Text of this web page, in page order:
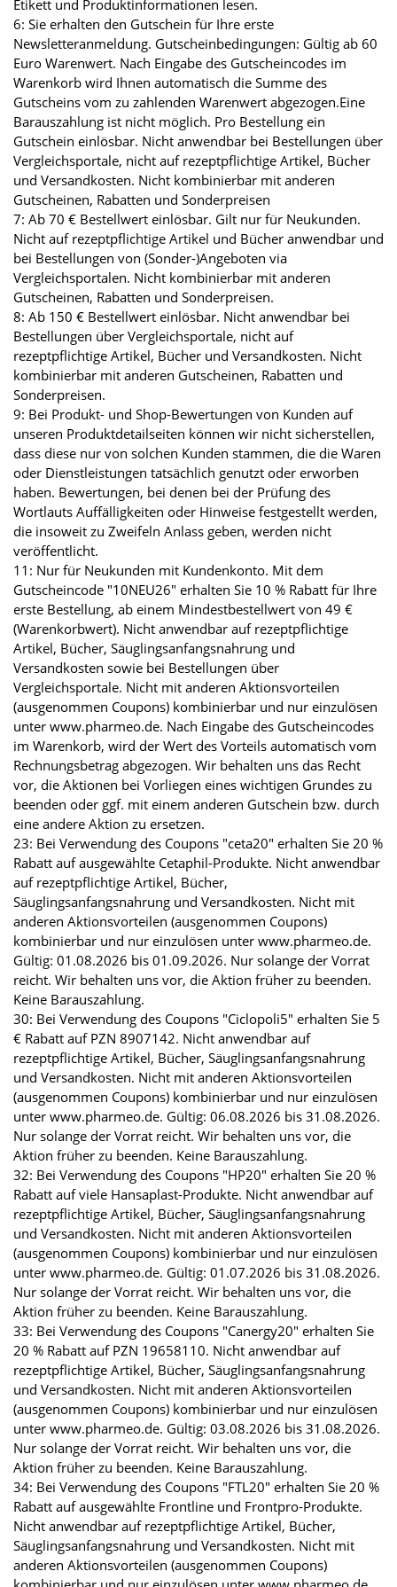
Etikett und Produktinformationen lesen.
6: Sie erhalten den Gutschein für Ihre erste
Newsletteranmeldung. Gutscheinbedingungen: Gültig ab 60
Euro Warenwert. Nach Eingabe des Gutscheincodes im
Warenkorb wird Ihnen automatisch die Summe des
Gutscheins vom zu zahlenden Warenwert abgezogen.Eine
Barauszahlung ist nicht möglich. Pro Bestellung ein
Gutschein einlösbar. Nicht anwendbar bei Bestellungen über
Vergleichsportale, nicht auf rezeptpflichtige Artikel, Bücher
und Versandkosten. Nicht kombinierbar mit anderen
Gutscheinen, Rabatten und Sonderpreisen
7: Ab 70 € Bestellwert einlösbar. Gilt nur für Neukunden.
Nicht auf rezeptpflichtige Artikel und Bücher anwendbar und
bei Bestellungen von (Sonder-)Angeboten via
Vergleichsportalen. Nicht kombinierbar mit anderen
Gutscheinen, Rabatten und Sonderpreisen.
8: Ab 150 € Bestellwert einlösbar. Nicht anwendbar bei
Bestellungen über Vergleichsportale, nicht auf
rezeptpflichtige Artikel, Bücher und Versandkosten. Nicht
kombinierbar mit anderen Gutscheinen, Rabatten und
Sonderpreisen.
9: Bei Produkt- und Shop-Bewertungen von Kunden auf
unseren Produktdetailseiten können wir nicht sicherstellen,
dass diese nur von solchen Kunden stammen, die die Waren
oder Dienstleistungen tatsächlich genutzt oder erworben
haben. Bewertungen, bei denen bei der Prüfung des
Wortlauts Auffälligkeiten oder Hinweise festgestellt werden,
die insoweit zu Zweifeln Anlass geben, werden nicht
veröffentlicht.
11: Nur für Neukunden mit Kundenkonto. Mit dem
Gutscheincode "10NEU26" erhalten Sie 10 % Rabatt für Ihre
erste Bestellung, ab einem Mindestbestellwert von 49 €
(Warenkorbwert). Nicht anwendbar auf rezeptpflichtige
Artikel, Bücher, Säuglingsanfangsnahrung und
Versandkosten sowie bei Bestellungen über
Vergleichsportale. Nicht mit anderen Aktionsvorteilen
(ausgenommen Coupons) kombinierbar und nur einzulösen
unter www.pharmeo.de. Nach Eingabe des Gutscheincodes
im Warenkorb, wird der Wert des Vorteils automatisch vom
Rechnungsbetrag abgezogen. Wir behalten uns das Recht
vor, die Aktionen bei Vorliegen eines wichtigen Grundes zu
beenden oder ggf. mit einem anderen Gutschein bzw. durch
eine andere Aktion zu ersetzen.
23: Bei Verwendung des Coupons "ceta20" erhalten Sie 20 %
Rabatt auf ausgewählte Cetaphil-Produkte. Nicht anwendbar
auf rezeptpflichtige Artikel, Bücher,
Säuglingsanfangsnahrung und Versandkosten. Nicht mit
anderen Aktionsvorteilen (ausgenommen Coupons)
kombinierbar und nur einzulösen unter www.pharmeo.de.
Gültig: 01.08.2026 bis 01.09.2026. Nur solange der Vorrat
reicht. Wir behalten uns vor, die Aktion früher zu beenden.
Keine Barauszahlung.
30: Bei Verwendung des Coupons "Ciclopoli5" erhalten Sie 5
€ Rabatt auf PZN 8907142. Nicht anwendbar auf
rezeptpflichtige Artikel, Bücher, Säuglingsanfangsnahrung
und Versandkosten. Nicht mit anderen Aktionsvorteilen
(ausgenommen Coupons) kombinierbar und nur einzulösen
unter www.pharmeo.de. Gültig: 06.08.2026 bis 31.08.2026.
Nur solange der Vorrat reicht. Wir behalten uns vor, die
Aktion früher zu beenden. Keine Barauszahlung.
32: Bei Verwendung des Coupons "HP20" erhalten Sie 20 %
Rabatt auf viele Hansaplast-Produkte. Nicht anwendbar auf
rezeptpflichtige Artikel, Bücher, Säuglingsanfangsnahrung
und Versandkosten. Nicht mit anderen Aktionsvorteilen
(ausgenommen Coupons) kombinierbar und nur einzulösen
unter www.pharmeo.de. Gültig: 01.07.2026 bis 31.08.2026.
Nur solange der Vorrat reicht. Wir behalten uns vor, die
Aktion früher zu beenden. Keine Barauszahlung.
33: Bei Verwendung des Coupons "Canergy20" erhalten Sie
20 % Rabatt auf PZN 19658110. Nicht anwendbar auf
rezeptpflichtige Artikel, Bücher, Säuglingsanfangsnahrung
und Versandkosten. Nicht mit anderen Aktionsvorteilen
(ausgenommen Coupons) kombinierbar und nur einzulösen
unter www.pharmeo.de. Gültig: 03.08.2026 bis 31.08.2026.
Nur solange der Vorrat reicht. Wir behalten uns vor, die
Aktion früher zu beenden. Keine Barauszahlung.
34: Bei Verwendung des Coupons "FTL20" erhalten Sie 20 %
Rabatt auf ausgewählte Frontline und Frontpro-Produkte.
Nicht anwendbar auf rezeptpflichtige Artikel, Bücher,
Säuglingsanfangsnahrung und Versandkosten. Nicht mit
anderen Aktionsvorteilen (ausgenommen Coupons)